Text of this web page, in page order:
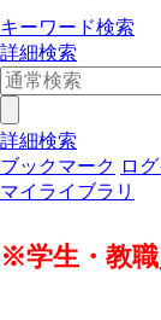
キーワード検索
詳細検索
詳細検索
ブックマーク ロ
マイライブラリ
※学生・教